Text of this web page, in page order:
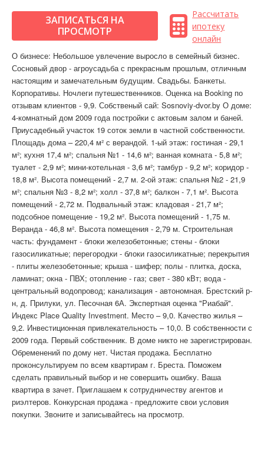
ЗАПИСАТЬСЯ НА
ПРОСМОТР
Рассчитать
ипотеку
онлайн
О бизнесе: Небольшое увлечение выросло в семейный бизнес.
Сосновый двор - агроусадьба с прекрасным прошлым, отличным
настоящим и замечательным будущим. Свадьбы. Банкеты.
Корпоративы. Ночлеги путешественников. Оценка на Booking по
отзывам клиентов - 9,9. Собственый сай: Sosnoviy-dvor.by О доме:
4-комнатный дом 2009 года постройки с актовым залом и баней.
Приусадебный участок 19 соток земли в частной собственности.
Площадь дома – 220,4 м² с верандой. 1-ый этаж: гостиная - 29,1
м²; кухня 17,4 м²; спальня №1 - 14,6 м²; ванная комната - 5,8 м²;
туалет - 2,9 м²; мини-котельная - 3,6 м²; тамбур - 9,2 м²; коридор -
18,8 м². Высота помещений - 2,7 м. 2-ой этаж: спальня №2 - 21,9
м²; спальня №3 - 8,2 м²; холл - 37,8 м²; балкон - 7,1 м². Высота
помещений - 2,72 м. Подвальный этаж: кладовая - 21,7 м²;
подсобное помещение - 19,2 м². Высота помещений - 1,75 м.
Веранда - 46,8 м². Высота помещения - 2,79 м. Строительная
часть: фундамент - блоки железобетонные; стены - блоки
газосиликатные; перегородки - блоки газосиликатные; перекрытия
- плиты железобетонные; крыша - шифер; полы - плитка, доска,
ламинат; окна - ПВХ; отопление - газ; свет - 380 кВт; вода -
центральный водопровод; канализация - автономная. Брестский р-
н, д. Прилуки, ул. Песочная 6А. Экспертная оценка "Риабай".
Индекс Place Quality Investment. Место – 9,0. Качество жилья –
9,2. Инвестиционная привлекательность – 10,0. В собственности с
2009 года. Первый собственник. В доме никто не зарегистрирован.
Обременений по дому нет. Чистая продажа. Бесплатно
проконсультируем по всем квартирам г. Бреста. Поможем
сделать правильный выбор и не совершить ошибку. Ваша
квартира в зачет. Приглашаем к сотрудничеству агентов и
риэлтеров. Конкурсная продажа - предложите свои условия
покупки. Звоните и записывайтесь на просмотр.